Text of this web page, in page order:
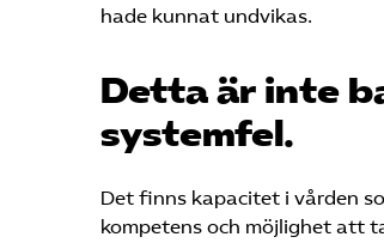
hade kunnat undvikas.
Detta är inte
systemfel.
Det finns kapacitet i vården
kompetens och möjlighet att